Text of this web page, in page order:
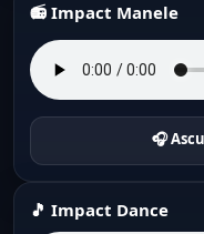
📻 Impact Manele
🎧
🎵 Impact Dance